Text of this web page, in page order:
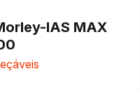
IAS MAX